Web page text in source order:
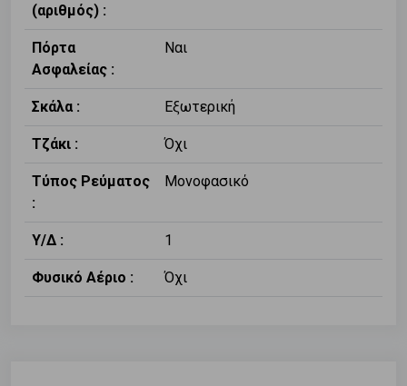
(αριθμός) :
Πόρτα
Ασφαλείας :
Ναι
Σκάλα : Εξωτερική
Τζάκι : Όχι
Τύπος Ρεύματος
:
Μονοφασικό
Υ/Δ : 1
Φυσικό Αέριο : Όχι